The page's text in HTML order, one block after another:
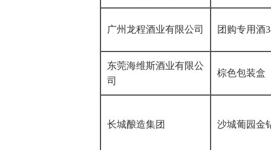
广州龙程酒业有限公司 团购专用酒
东莞海维斯酒业有限公
司
棕色包装盒
长城酿造集团 沙城葡园金